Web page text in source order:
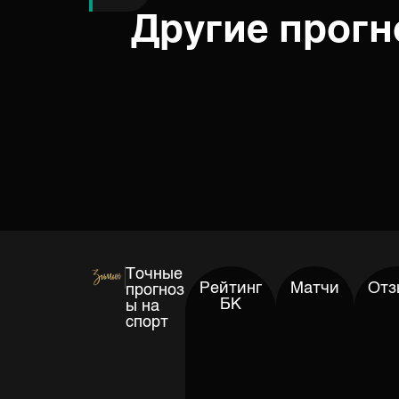
Другие
Точные
прогноз
ы на
спорт
Рейтинг
БК
Матчи